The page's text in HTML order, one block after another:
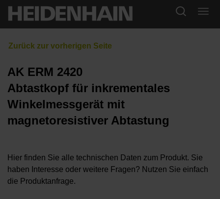
AK ERM 2420
Abtastkopf für inkrementales
Winkelmessgerät mit
magnetoresistiver Abtastung
Hier finden Sie alle technischen Daten zum Produkt. Sie
haben Interesse oder weitere Fragen? Nutzen Sie einfach
die Produktanfrage.